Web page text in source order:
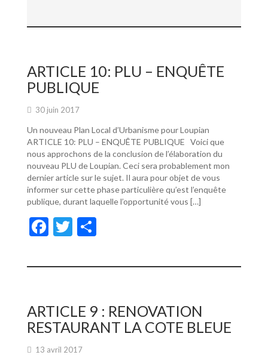
e
o
o
k
itt ta
er
ARTICLE 10: PLU – ENQUÊTE
PUBLIQUE
30 juin 2017
Un nouveau Plan Local d’Urbanisme pour Loupian
ARTICLE 10: PLU – ENQUÊTE PUBLIQUE Voici que
nous approchons de la conclusion de l’élaboration du
nouveau PLU de Loupian. Ceci sera probablement mon
dernier article sur le sujet. Il aura pour objet de vous
informer sur cette phase particulière qu’est l’enquête
publique, durant laquelle l’opportunité vous […]
F
e
o
o
k
T
itt ta
er
ARTICLE 9 : RENOVATION
RESTAURANT LA COTE BLEUE
13 avril 2017